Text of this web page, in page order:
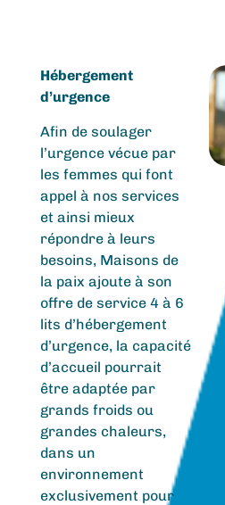
Hébergement
d’urgence
Afin de soulager
l’urgence vécue par
les femmes qui font
appel à nos services
et ainsi mieux
répondre à leurs
besoins, Maisons de
la paix ajoute à son
offre de service 4 à 6
lits d’hébergement
d’urgence, la capacité
d’accueil pourrait
être adaptée par
grands froids ou
grandes chaleurs,
dans un
environnement
exclusivement pour